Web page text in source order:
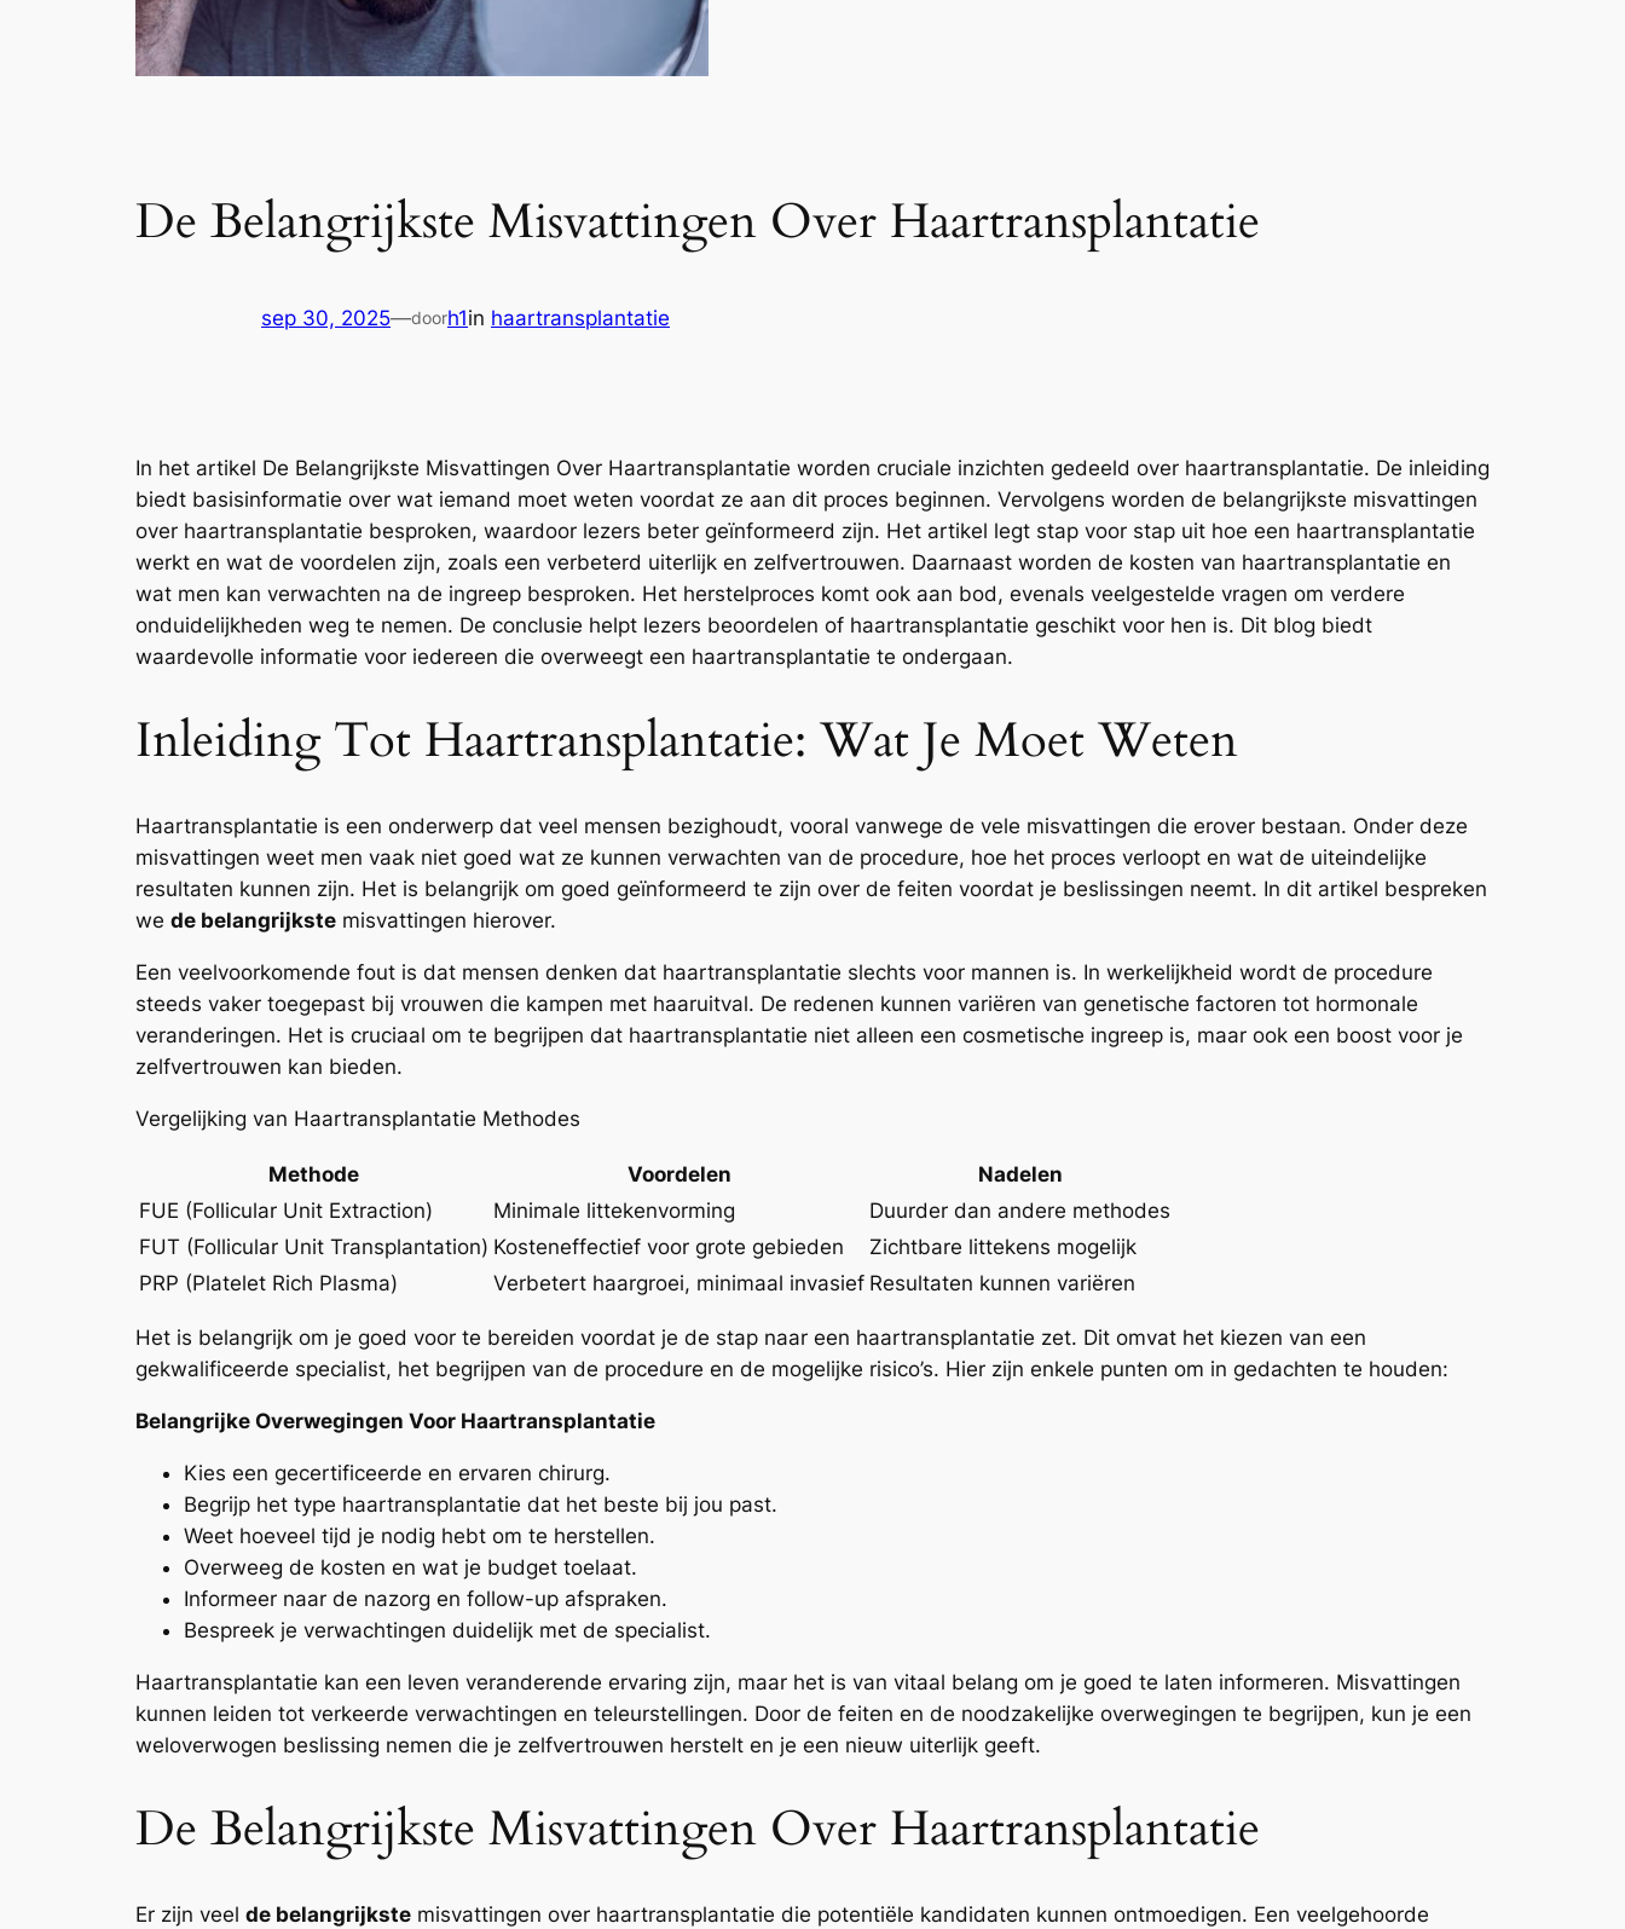
De Belangrijkste Misvattingen Over Haartransplantatie
sep 30, 2025—doorh1in haartransplantatie
In het artikel De Belangrijkste Misvattingen Over Haartransplantatie worden cruciale inzichten gedeeld over haartransplantatie. De inleiding
biedt basisinformatie over wat iemand moet weten voordat ze aan dit proces beginnen. Vervolgens worden de belangrijkste misvattingen
over haartransplantatie besproken, waardoor lezers beter geïnformeerd zijn. Het artikel legt stap voor stap uit hoe een haartransplantatie
werkt en wat de voordelen zijn, zoals een verbeterd uiterlijk en zelfvertrouwen. Daarnaast worden de kosten van haartransplantatie en
wat men kan verwachten na de ingreep besproken. Het herstelproces komt ook aan bod, evenals veelgestelde vragen om verdere
onduidelijkheden weg te nemen. De conclusie helpt lezers beoordelen of haartransplantatie geschikt voor hen is. Dit blog biedt
waardevolle informatie voor iedereen die overweegt een haartransplantatie te ondergaan.
Inleiding Tot Haartransplantatie: Wat Je Moet Weten
Haartransplantatie is een onderwerp dat veel mensen bezighoudt, vooral vanwege de vele misvattingen die erover bestaan. Onder deze
misvattingen weet men vaak niet goed wat ze kunnen verwachten van de procedure, hoe het proces verloopt en wat de uiteindelijke
resultaten kunnen zijn. Het is belangrijk om goed geïnformeerd te zijn over de feiten voordat je beslissingen neemt. In dit artikel bespreken
we de belangrijkste misvattingen hierover.
Een veelvoorkomende fout is dat mensen denken dat haartransplantatie slechts voor mannen is. In werkelijkheid wordt de procedure
steeds vaker toegepast bij vrouwen die kampen met haaruitval. De redenen kunnen variëren van genetische factoren tot hormonale
veranderingen. Het is cruciaal om te begrijpen dat haartransplantatie niet alleen een cosmetische ingreep is, maar ook een boost voor je
zelfvertrouwen kan bieden.
Vergelijking van Haartransplantatie Methodes
Methode Voordelen
Nadelen
FUE (Follicular Unit Extraction)
Minimale littekenvorming
Duurder dan andere methodes
FUT (Follicular Unit Transplantation) Kosteneffectief voor grote gebieden
Zichtbare littekens mogelijk
PRP (Platelet Rich Plasma)
Verbetert haargroei, minimaal invasief Resultaten kunnen variëren
Het is belangrijk om je goed voor te bereiden voordat je de stap naar een haartransplantatie zet. Dit omvat het kiezen van een
gekwalificeerde specialist, het begrijpen van de procedure en de mogelijke risico’s. Hier zijn enkele punten om in gedachten te houden:
Belangrijke Overwegingen Voor Haartransplantatie
Kies een gecertificeerde en ervaren chirurg.
Begrijp het type haartransplantatie dat het beste bij jou past.
Weet hoeveel tijd je nodig hebt om te herstellen.
Overweeg de kosten en wat je budget toelaat.
Informeer naar de nazorg en follow-up afspraken.
Bespreek je verwachtingen duidelijk met de specialist.
Haartransplantatie kan een leven veranderende ervaring zijn, maar het is van vitaal belang om je goed te laten informeren. Misvattingen
kunnen leiden tot verkeerde verwachtingen en teleurstellingen. Door de feiten en de noodzakelijke overwegingen te begrijpen, kun je een
weloverwogen beslissing nemen die je zelfvertrouwen herstelt en je een nieuw uiterlijk geeft.
De Belangrijkste Misvattingen Over Haartransplantatie
Er zijn veel de belangrijkste misvattingen over haartransplantatie die potentiële kandidaten kunnen ontmoedigen. Een veelgehoorde